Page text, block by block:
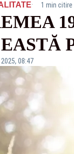
· 1 min citire
08:47